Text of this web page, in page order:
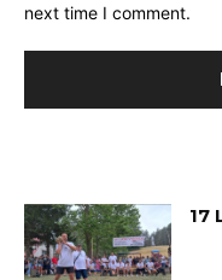
next time I comment.
17